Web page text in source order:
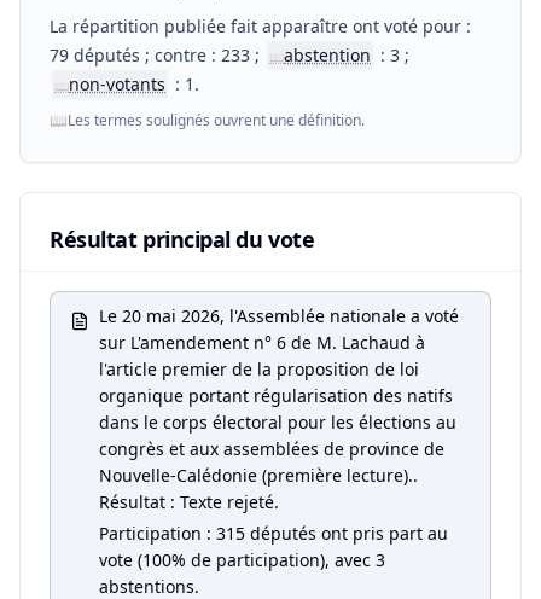
La répartition publiée fait apparaître ont voté pour :
79 députés ; contre : 233 ;
📖abstention : 3 ;
📖non-votants : 1.
📖Les termes soulignés ouvrent une définition.
Résultat principal du vote
Le 20 mai 2026, l'Assemblée nationale a voté
sur L'amendement n° 6 de M. Lachaud à
l'article premier de la proposition de loi
organique portant régularisation des natifs
dans le corps électoral pour les élections au
congrès et aux assemblées de province de
Nouvelle-Calédonie (première lecture)..
Résultat : Texte rejeté.
Participation : 315 députés ont pris part au
vote (100% de participation), avec 3
abstentions.